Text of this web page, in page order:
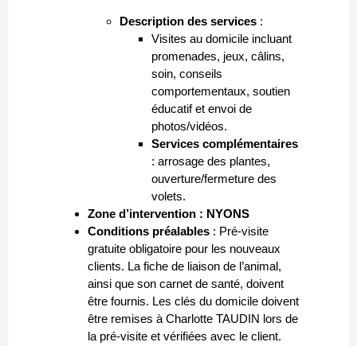
Description des services :
Visites au domicile incluant
promenades, jeux, câlins,
soin, conseils
comportementaux, soutien
éducatif et envoi de
photos/vidéos.
Services complémentaires
: arrosage des plantes,
ouverture/fermeture des
volets.
Zone d’intervention : NYONS
Conditions préalables : Pré-visite
gratuite obligatoire pour les nouveaux
clients. La fiche de liaison de l’animal,
ainsi que son carnet de santé, doivent
être fournis. Les clés du domicile doivent
être remises à Charlotte TAUDIN lors de
la pré-visite et vérifiées avec le client.